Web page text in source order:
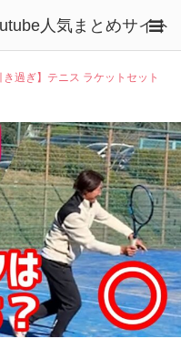
人気まとめサイト
き過ぎ】テニス ラケットセット